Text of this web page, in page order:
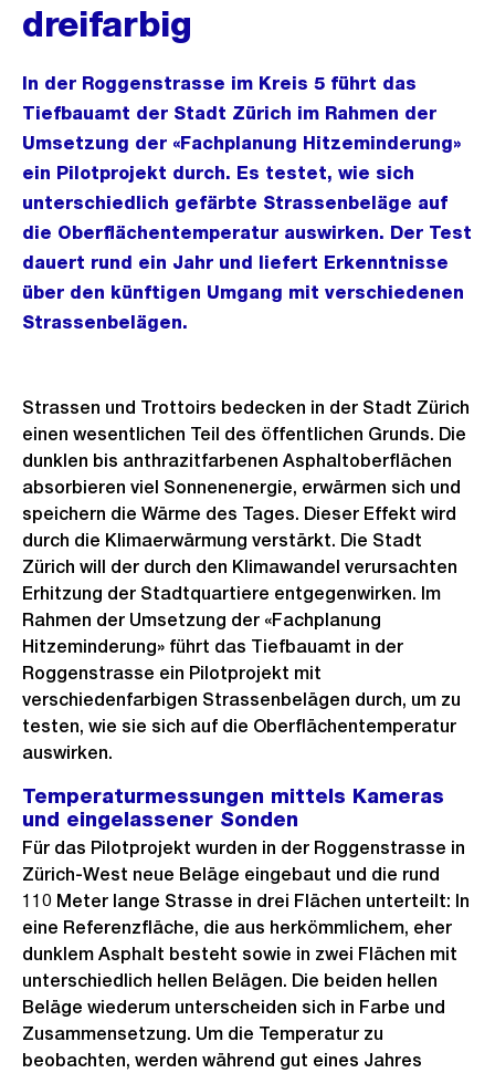
dreifarbig
In der Roggenstrasse im Kreis 5 führt das
Tiefbauamt der Stadt Zürich im Rahmen der
Umsetzung der «Fachplanung Hitzeminderung»
ein Pilotprojekt durch. Es testet, wie sich
unterschiedlich gefärbte Strassenbeläge auf
die Oberflächentemperatur auswirken. Der Test
dauert rund ein Jahr und liefert Erkenntnisse
über den künftigen Umgang mit verschiedenen
Strassenbelägen.
Strassen und Trottoirs bedecken in der Stadt Zürich
einen wesentlichen Teil des öffentlichen Grunds. Die
dunklen bis anthrazitfarbenen Asphaltoberflächen
absorbieren viel Sonnenenergie, erwärmen sich und
speichern die Wärme des Tages. Dieser Effekt wird
durch die Klimaerwärmung verstärkt. Die Stadt
Zürich will der durch den Klimawandel verursachten
Erhitzung der Stadtquartiere entgegenwirken. Im
Rahmen der Umsetzung der «Fachplanung
Hitzeminderung» führt das Tiefbauamt in der
Roggenstrasse ein Pilotprojekt mit
verschiedenfarbigen Strassenbelägen durch, um zu
testen, wie sie sich auf die Oberflächentemperatur
auswirken.
Temperaturmessungen mittels Kameras
und eingelassener Sonden
Für das Pilotprojekt wurden in der Roggenstrasse in
Zürich-West neue Beläge eingebaut und die rund
110 Meter lange Strasse in drei Flächen unterteilt: In
eine Referenzfläche, die aus herkömmlichem, eher
dunklem Asphalt besteht sowie in zwei Flächen mit
unterschiedlich hellen Belägen. Die beiden hellen
Beläge wiederum unterscheiden sich in Farbe und
Zusammensetzung. Um die Temperatur zu
beobachten, werden während gut eines Jahres